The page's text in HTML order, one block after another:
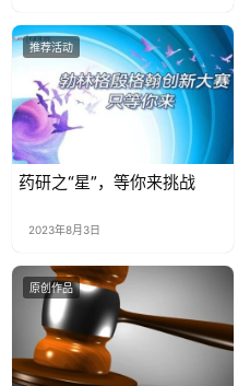
推荐活动
药研之“星”，等你来挑战
2023年8月3日
原创作品